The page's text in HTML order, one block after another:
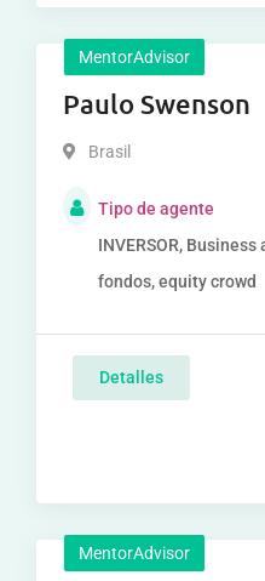
MentorAdvisor
Paulo Swenson
Brasil
Tipo de agente
INVERSOR,
fondos, equity crowd
Detalles
MentorAdvisor